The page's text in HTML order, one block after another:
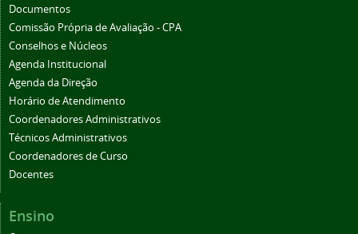
Documentos
Comissão Própria de Avaliação - CPA
Conselhos e Núcleos
Agenda Institucional
Agenda da Direção
Horário de Atendimento
Coordenadores Administrativos
Técnicos Administrativos
Coordenadores de Curso
Docentes
Ensino